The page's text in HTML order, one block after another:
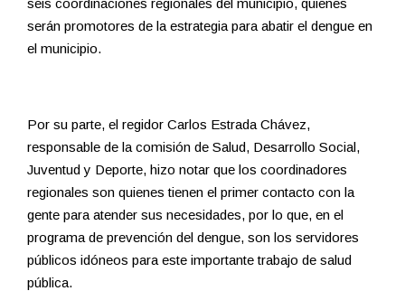
seis coordinaciones regionales del municipio, quienes
serán promotores de la estrategia para abatir el dengue en
el municipio.
Por su parte, el regidor Carlos Estrada Chávez,
responsable de la comisión de Salud, Desarrollo Social,
Juventud y Deporte, hizo notar que los coordinadores
regionales son quienes tienen el primer contacto con la
gente para atender sus necesidades, por lo que, en el
programa de prevención del dengue, son los servidores
públicos idóneos para este importante trabajo de salud
pública.